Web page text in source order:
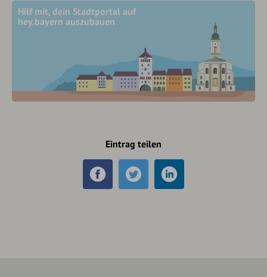
Hilf mit, dein Stadtportal auf
hey.bayern auszubauen
Eintrag teilen